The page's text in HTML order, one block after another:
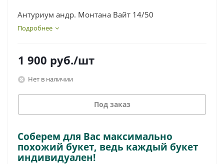
Антуриум андр. Монтана Вайт 14/50
Подробнее
1 900 руб./шт
Нет в наличии
Под заказ
Соберем для Вас максимально
похожий букет, ведь каждый букет
индивидуален!